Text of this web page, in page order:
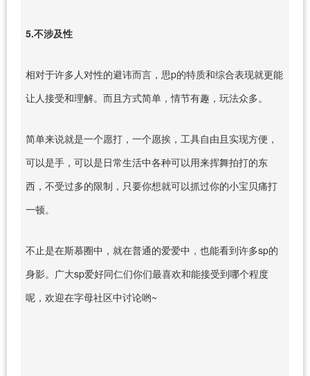
5.不涉及性
相对于许多人对性的避讳而言，思p的特质和综合表现就更能
让人接受和理解。而且方式简单，情节有趣，玩法众多。
简单来说就是一个愿打，一个愿挨，工具自由且实现方便，
可以是手，可以是日常生活中各种可以用来挥舞拍打的东
西，不受过多的限制，只要你想就可以抓过你的小宝贝痛打
一顿。
不止是在斯慕圈中，就在普通的爱爱中，也能看到许多sp的
身影。广大sp爱好同仁们你们最喜欢和能接受到哪个程度
呢，欢迎在字母社区中讨论哟~